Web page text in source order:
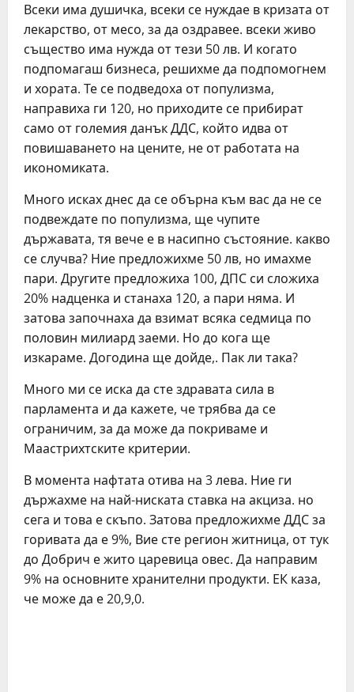
Всеки има душичка, всеки се нуждае в кризата от
лекарство, от месо, за да оздравее. всеки живо
същество има нужда от тези 50 лв. И когато
подпомагаш бизнеса, решихме да подпомогнем
и хората. Те се подведоха от популизма,
направиха ги 120, но приходите се прибират
само от големия данък ДДС, който идва от
повишаването на цените, не от работата на
икономиката.
Много исках днес да се обърна към вас да не се
подвеждате по популизма, ще чупите
държавата, тя вече е в насипно състояние. какво
се случва? Ние предложихме 50 лв, но имахме
пари. Другите предложиха 100, ДПС си сложиха
20% надценка и станаха 120, а пари няма. И
затова започнаха да взимат всяка седмица по
половин милиард заеми. Но до кога ще
изкараме. Догодина ще дойде,. Пак ли така?
Много ми се иска да сте здравата сила в
парламента и да кажете, че трябва да се
ограничим, за да може да покриваме и
Маастрихтските критерии.
В момента нафтата отива на 3 лева. Ние ги
държахме на най-ниската ставка на акциза. но
сега и това е скъпо. Затова предложихме ДДС за
горивата да е 9%, Вие сте регион житница, от тук
до Добрич е жито царевица овес. Да направим
9% на основните хранителни продукти. ЕК каза,
че може да е 20,9,0.